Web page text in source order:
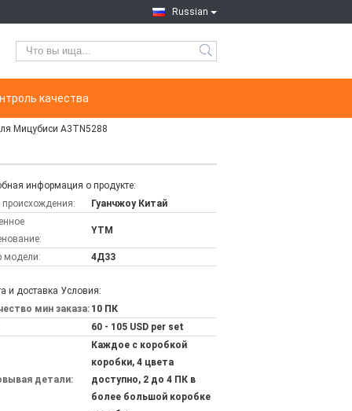
Russian
качества
Мицубиси A3TN5288
информация о продукте:
происхождения:
Гуанчжоу Китай
YTM
модели: 4Д33
и доставка Условия:
мин заказа: 10 ПК
60 - 105 USD per set
детали:
Каждое с коробкой
коробки, 4 цвета
доступно, 2 до 4 ПК в
более большой коробке